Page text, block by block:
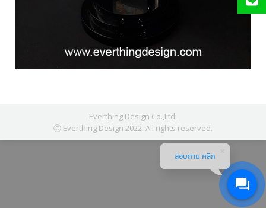
Everthing Design Co.,Ltd.
Ⓒ Everthing Design 2022. All rights reserved.
สอบถาม คลิก